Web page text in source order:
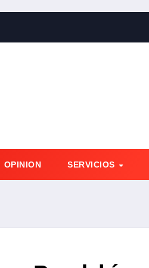
OPINION SERVICIOS